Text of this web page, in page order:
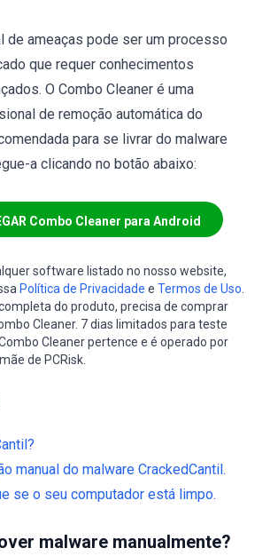
de ameaças pode ser um processo
que requer conhecimentos
O Combo Cleaner é uma
de remoção automática do
para se livrar do malware
a clicando no botão abaixo:
Combo Cleaner para Android
software listado no nosso website,
Política de Privacidade e Termos de Uso
do produto, precisa de comprar
Cleaner. 7 dias limitados para teste
Cleaner pertence e é operado por
de PCRisk.
manual do malware CrackedCantil.
se o seu computador está limpo.
malware manualmente?